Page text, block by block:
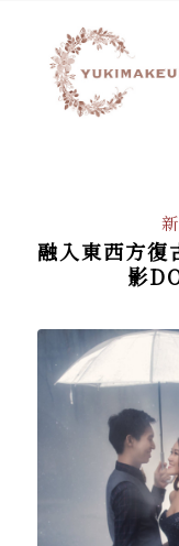
融入東西方
影